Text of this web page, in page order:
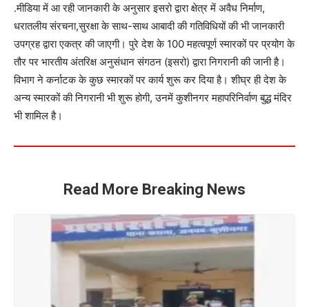
.मीडिया में आ रही जानकारी के अनुसार इसरो द्वारा क्षेत्र में अवैध निर्माण,
धरातलीय संरचना,सुरक्षा के साथ-साथ आबादी की गतिविधियों की भी जानकारी
उपग्रह द्वारा एकत्र की जाएगी। पुरे देश के 100 महत्वपूर्ण स्मारकों पर प्रयोग के
तौर पर भारतीय अंतरिक्ष अनुसंधान संगठन (इसरो) द्वारा निगरानी की जानी है।
विभाग ने कर्नाटक के कुछ स्मारकों पर कार्य शुरू कर दिया है। शीघ्र ही देश के
अन्य स्मारकों की निगरानी भी शुरू होगी, उनमें कुशीनगर महापरिनिर्वाण बुद्ध मंदिर
भी शामिल है।
Read More Breaking News